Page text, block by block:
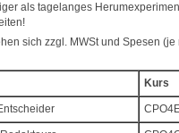
als tagelanges
sich zzgl. MWSt und Spesen
Kurs